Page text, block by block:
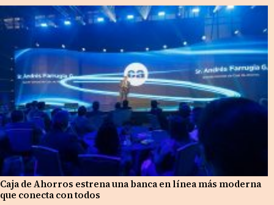
Caja de Ahorros estrena una banca en línea más moderna
que conecta con todos